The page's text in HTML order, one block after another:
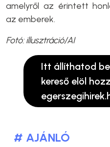
amelyről az érintett
az emberek.
Fotó: illusztráció/AI
Itt állíthatod
kereső elöl
# AJÁNLÓ